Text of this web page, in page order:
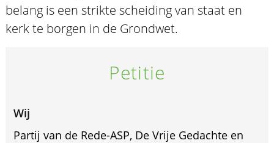
belang is een strikte scheiding van staat en
kerk te borgen in de Grondwet.
Petitie
Wij
Partij van de Rede-ASP, De Vrije Gedachte en